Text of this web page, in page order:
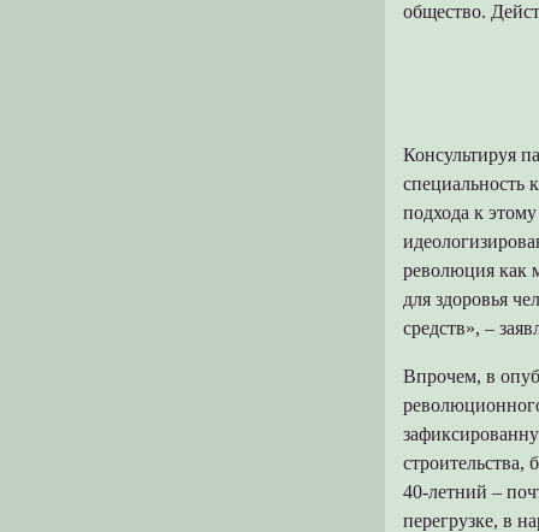
общество.
Консультируя
специальность
подхода к
революция как
для здоровья
средств», –
Впрочем, в
строительства,
40-летний –
перегрузке, в